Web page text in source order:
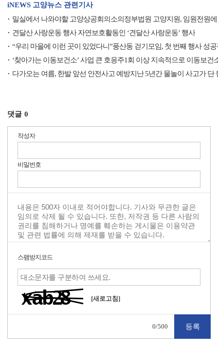
iNEWS 고양뉴스 관련기사
밀실에서 나와야할 고양상공회의소의정부법원 고양지원, 임원전원
견달산 사랑운동 행사 자연보호활동인 ‘견달산 사랑운동’ 행사
“우리 마을에 이런 곳이 있었다니”풍산동 걷기모임, 첫 번째 행사 성
‘찾아가는 이동보건소’ 사업 큰 호응주1회 이상 지속적으로 이동보건
다가오는 여름, 한발 앞선 안전사고 예방지난 5년간 물놀이 사고가 단
댓글 0
작성자
비밀번호
스팸방지코드
[새로고침]
0/500